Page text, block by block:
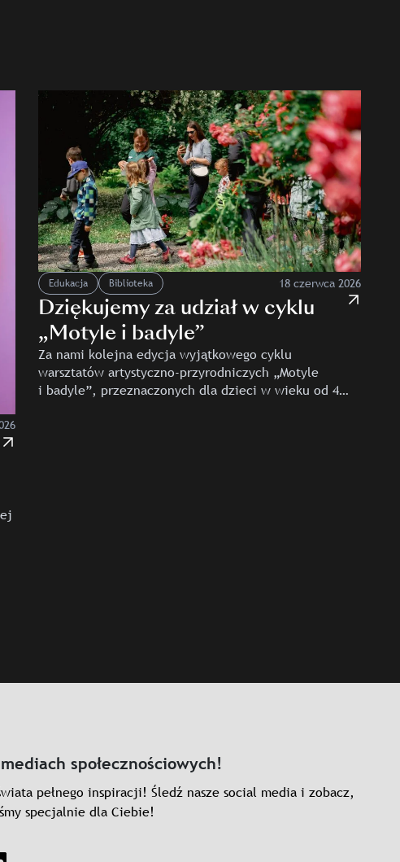
Edukacja Biblioteka 18 czerwca 2026
Dziękujemy za udział w cyklu
„Motyle i badyle”
Za nami kolejna edycja wyjątkowego cyklu
warsztatów artystyczno-przyrodniczych „Motyle
i badyle”, przeznaczonych dla dzieci w wieku od 4
społecznościowych!
pełnego inspiracji! Śledź nasze social media i zobacz,
specjalnie dla Ciebie!